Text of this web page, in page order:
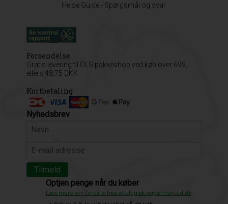
Helse Guide - Spørgsmål og svar
Forsendelse
Gratis levering til GLS pakkeshop ved køb over 699,
ellers 48,75 DKK
Kortbetaling
Nyhedsbrev
Optjen penge når du køber
Læs mere om fordele hos økologisk-supermarked.dk